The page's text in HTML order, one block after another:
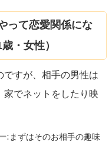
って恋愛関係にな
・女性）
ですが、相手の男性は
家でネットをしたり映
:まずはそのお相手の趣味